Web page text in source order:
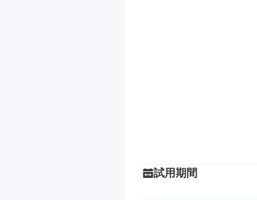
試用期間